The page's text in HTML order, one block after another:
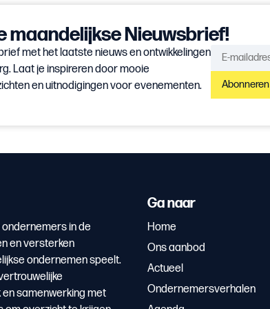
maandelijkse Nieuwsbrief!
met het laatste nieuws en ontwikkelingen
Laat je inspireren door mooie
en uitnodigingen voor evenementen.
Abonneren
in de
en versterken
ondernemen speelt.
samenwerking met
Ga naar
Home
Ons aanbod
Actueel
Ondernemersverhalen